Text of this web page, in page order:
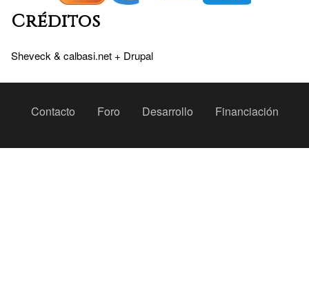
Créditos
Sheveck & calbasi.net + Drupal
PeuContacto Foro Desarrollo Financiación